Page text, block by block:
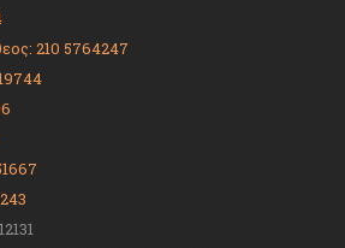
210 5764247